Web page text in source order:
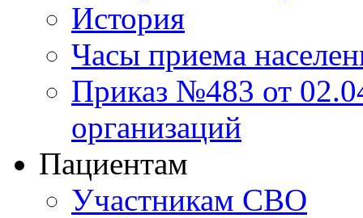
История
Часы приема
Приказ №483 от
организаций
Пациентам
Участникам СВО